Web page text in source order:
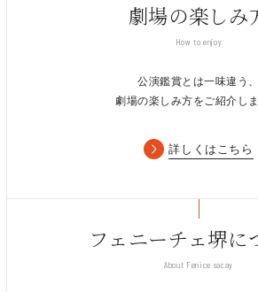
劇場の楽しみ
How to enjoy
公演鑑賞とは一味違う、
劇場の楽しみ方をご紹介しま
詳しくはこちら
フェニーチェ堺に
About Fenice sacay